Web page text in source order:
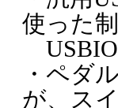
使った
・ペダ
が、ス